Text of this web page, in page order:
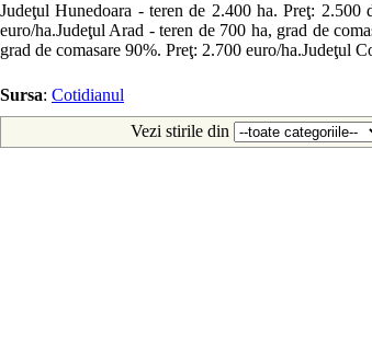
Judeţul Hunedoara - teren de 2.400 ha. Preţ:
euro/ha.Judeţul Arad - teren de 700 ha, grad de
grad de comasare 90%. Preţ: 2.700 euro/ha.Judeţul
Sursa: Cotidianul
Vezi stirile din